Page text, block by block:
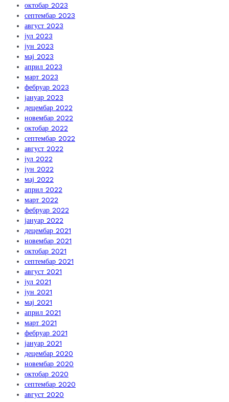
октобар 2023
септембар 2023
август 2023
јул 2023
јун 2023
мај 2023
април 2023
март 2023
фебруар 2023
јануар 2023
децембар 2022
новембар 2022
октобар 2022
септембар 2022
август 2022
јул 2022
јун 2022
мај 2022
април 2022
март 2022
фебруар 2022
јануар 2022
децембар 2021
новембар 2021
октобар 2021
септембар 2021
август 2021
јул 2021
јун 2021
мај 2021
април 2021
март 2021
фебруар 2021
јануар 2021
децембар 2020
новембар 2020
октобар 2020
септембар 2020
август 2020